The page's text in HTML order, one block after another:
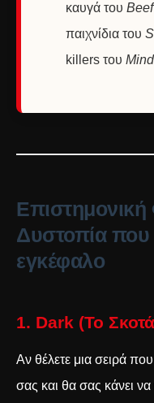
καυγά του Beef
παιχνίδια του
killers του
Δυστοπία που
εγκέφαλο
1. Dark (Το
Αν θέλετε μια σειρά
σας και θα σας κάνει